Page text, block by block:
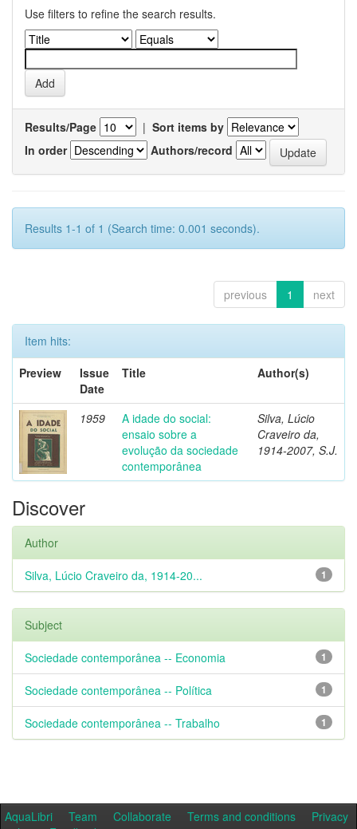
Use filters to refine the search results.
Results/Page | Sort items by
In order
Authors/record
Results 1-1 of 1 (Search time: 0.001 seconds).
previous 1 next
Item hits:
Preview
Issue
Date
Title Author(s)
1959
A idade do social:
ensaio sobre a
evolução da sociedade
contemporânea
Silva, Lúcio
Craveiro da,
1914-2007, S.J.
Discover
Author
1
Silva, Lúcio Craveiro da, 1914-20...
Subject
1
Sociedade contemporânea -- Economia
1
Sociedade contemporânea -- Política
1
Sociedade contemporânea -- Trabalho
AquaLibri Team Collaborate Terms and conditions
Privacy